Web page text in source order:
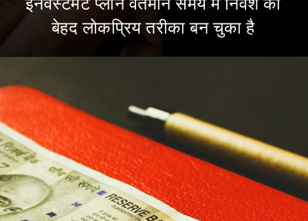
बेहद लोकप्रिय तरीका बन चुका है